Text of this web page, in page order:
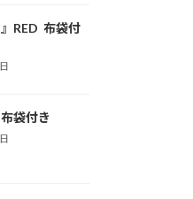
』RED 布袋付
袋付き